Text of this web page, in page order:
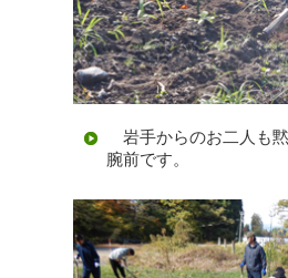
岩手からのお二人も
腕前です。